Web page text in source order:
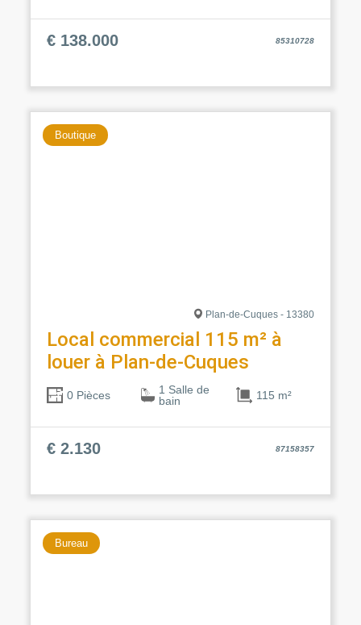
€ 138.000 85310728
Boutique
Plan-de-Cuques - 13380
Local commercial 115 m² à
louer à Plan-de-Cuques
0 Pièces
1 Salle de
bain
115 m²
€ 2.130 87158357
Bureau